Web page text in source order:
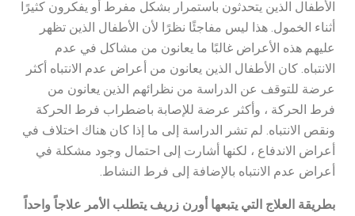
الأطفال الذين يتحدثون باستمرار بشكل مفرط أو يفكرون كثيرًا
أثناء الخمول. هذا ليس مفاجئًا نظرًا لأن الأطفال الذين تظهر
عليهم هذه الأعراض غالبًا ما يعانون من مشاكل في عدم
الانتباه. كان الأطفال الذين يعانون من أعراض عدم الانتباه أكثر
عرضة للتوقف عن الدراسة من نظرائهم الذين يعانون من
فرط الحركة ، وأكثر عرضة للإصابة باضطراب فرط الحركة
ونقص الانتباه. لم تشر الدراسة إلى ما إذا كان هناك اختلاف في
أعراض الاندفاع ، لكنها أشارت إلى احتمال وجود مشكلة في
أعراض عدم الانتباه بالإضافة إلى فرط النشاط.
بطريقة العلاج التي يتبعها أورن زريف يتطلب الأمر علاجاً واحداً